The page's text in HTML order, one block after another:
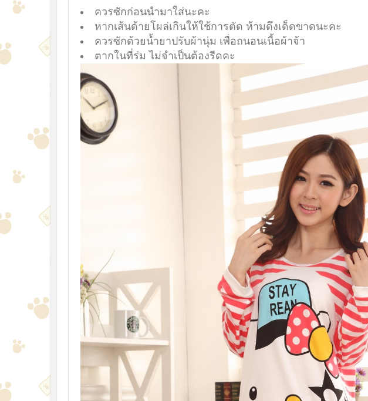
ควรซักก่อนนำมาใส่นะคะ
หากเส้นด้ายโผล่เกินให้ใช้การตัด ห้ามดึงเด็ดขาดนะคะ
ควรซักด้วยน้ำยาปรับผ้านุ่ม เพื่อถนอนเนื้อผ้าจ้า
ตากในที่ร่ม ไม่จำเป็นต้องรีดคะ